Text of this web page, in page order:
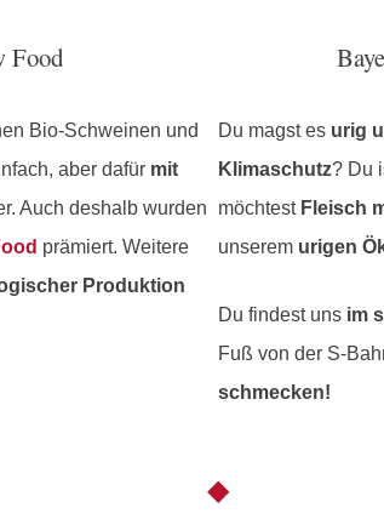
Food
Bio-Schweinen und
aber dafür mit
Auch deshalb wurden
prämiert. Weitere
Produktion
Du magst es urig
Klimaschutz? Du
möchtest Fleisch
unserem urigen
Du findest uns im
Fuß von der S-
schmecken!